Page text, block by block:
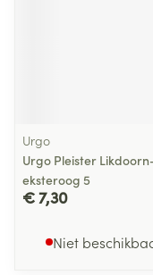
Urgo
Urgo Pleister
eksteroog 5
€ 7,30
Niet